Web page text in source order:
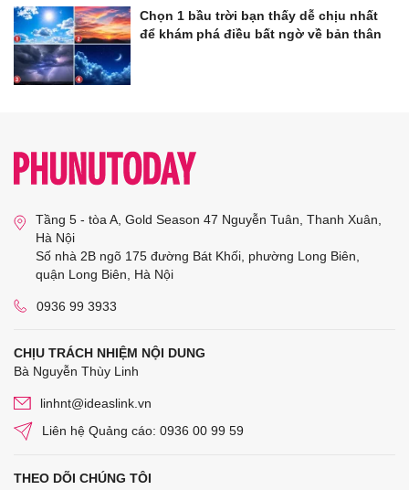
Chọn 1 bầu trời bạn thấy dễ chịu nhất
để khám phá điều bất ngờ về bản thân
Tầng 5 - tòa A, Gold Season 47 Nguyễn Tuân, Thanh Xuân,
Hà Nội
Số nhà 2B ngõ 175 đường Bát Khối, phường Long Biên,
quận Long Biên, Hà Nội
0936 99 3933
CHỊU TRÁCH NHIỆM NỘI DUNG
Bà Nguyễn Thùy Linh
linhnt@ideaslink.vn
Liên hệ Quảng cáo: 0936 00 99 59
THEO DÕI CHÚNG TÔI